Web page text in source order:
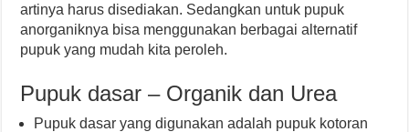
artinya harus disediakan. Sedangkan untuk pupuk
anorganiknya bisa menggunakan berbagai alternatif
pupuk yang mudah kita peroleh.
Pupuk dasar – Organik dan Urea
Pupuk dasar yang digunakan adalah pupuk kotoran